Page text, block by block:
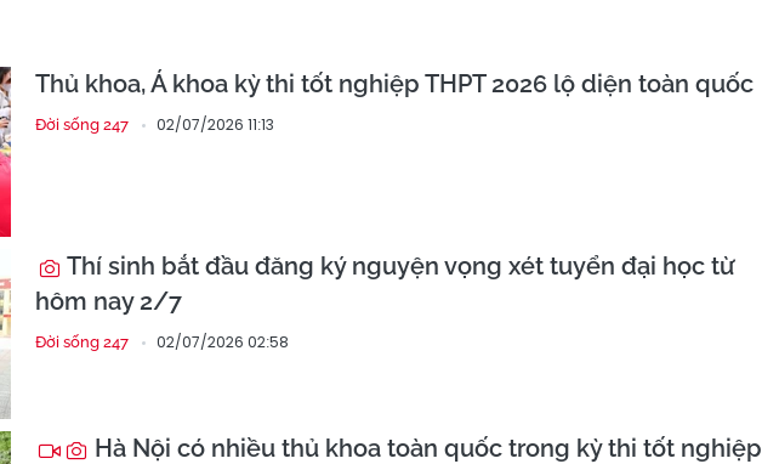
Thủ khoa, Á khoa kỳ thi tốt nghiệp THPT 2026 lộ diện toàn quốc
Đời sống 247 02/07/2026 11:13
Thí sinh bắt đầu đăng ký nguyện vọng xét tuyển đại học từ
hôm nay 2/7
Đời sống 247 02/07/2026 02:58
Hà Nội có nhiều thủ khoa toàn quốc trong kỳ thi tốt nghiệp